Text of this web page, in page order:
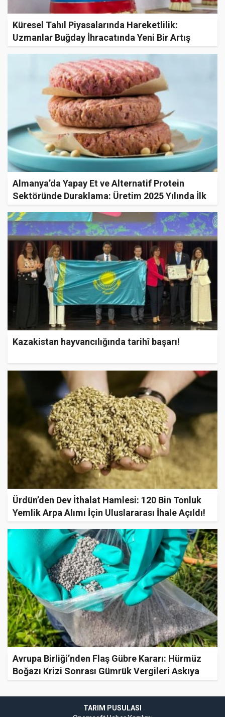
Küresel Tahıl Piyasalarında Hareketlilik:
Uzmanlar Buğday İhracatında Yeni Bir Artış
Dönemi Bekliyor!
Almanya’da Yapay Et ve Alternatif Protein
Sektöründe Duraklama: Üretim 2025 Yılında İlk
Kazakistan hayvancılığında tarihî başarı!
Ürdün’den Dev İthalat Hamlesi: 120 Bin Tonluk
Yemlik Arpa Alımı İçin Uluslararası İhale Açıldı!
Avrupa Birliği’nden Flaş Gübre Kararı: Hürmüz
Boğazı Krizi Sonrası Gümrük Vergileri Askıya
TARIM PUSULASI